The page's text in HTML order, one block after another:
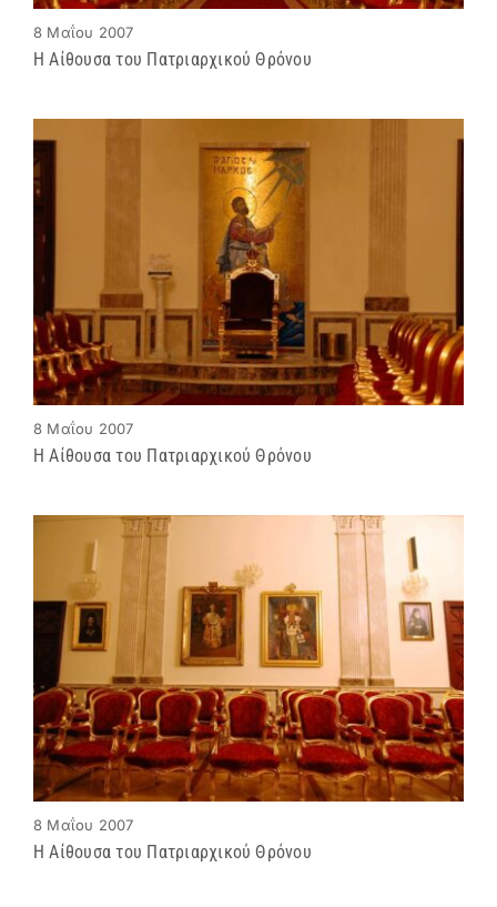
8 Μαΐου 2007
Η Αίθουσα του Πατριαρχικού Θρόνου
8 Μαΐου 2007
Η Αίθουσα του Πατριαρχικού Θρόνου
8 Μαΐου 2007
Η Αίθουσα του Πατριαρχικού Θρόνου